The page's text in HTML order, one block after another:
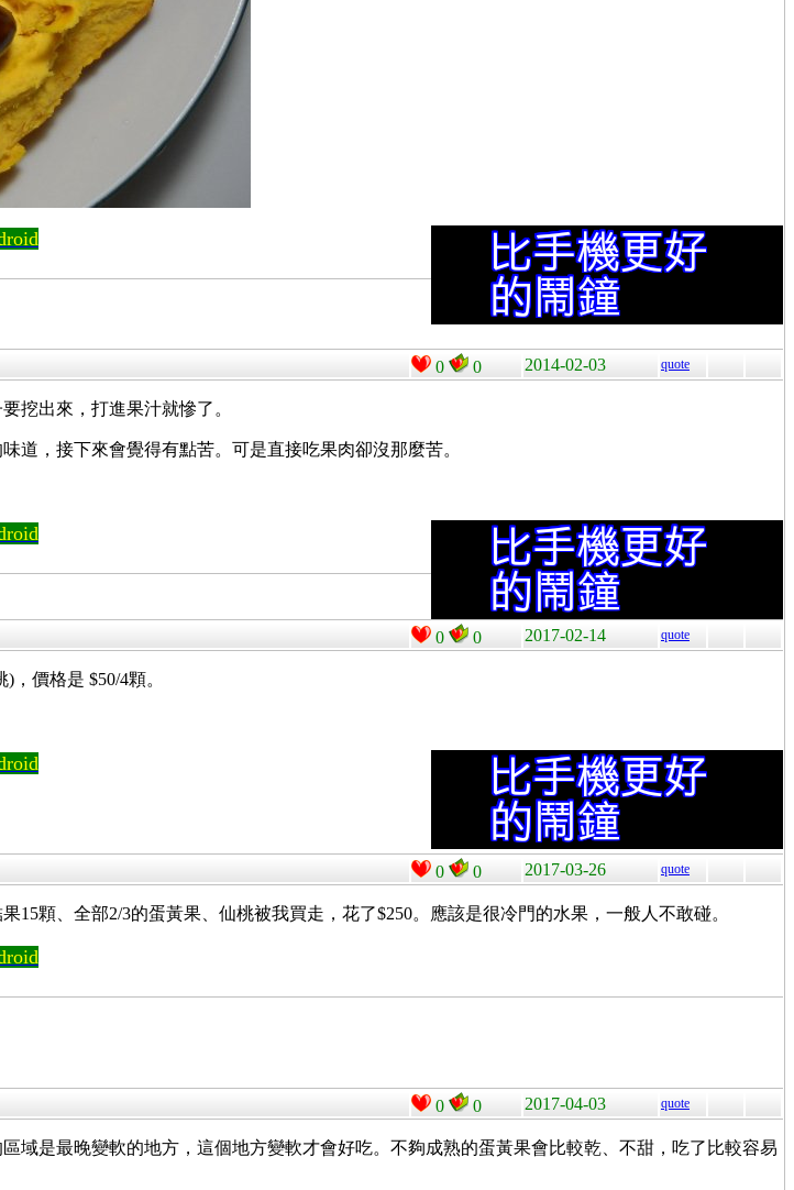
0 0 2014-02-03 quote
挖出來，打進果汁就慘了。
道，接下來會覺得有點苦。可是直接吃果肉卻沒那麼苦。
0 0 2017-02-14 quote
價格是 $50/4顆。
0 0 2017-03-26 quote
15顆、全部2/3的蛋黃果、仙桃被我買走，花了$250。應該是很冷門的水果，一般人不敢碰。
0 0 2017-04-03 quote
域是最晚變軟的地方，這個地方變軟才會好吃。不夠成熟的蛋黃果會比較乾、不甜，吃了比較容易